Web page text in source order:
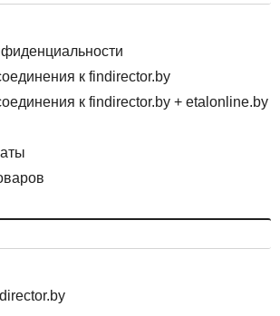
к findirector.by
к findirector.by + etalonline.by